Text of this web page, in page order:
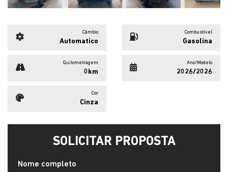
Câmbio
Automatico
Combustível
Gasolina
Quilometragem
0km
Ano/Modelo
2026/2026
Cor
Cinza
SOLICITAR PROPOSTA